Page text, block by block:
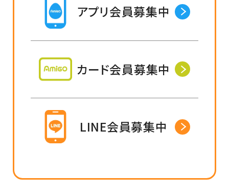
アプリ会員募集中
カード会員募集中
LINE会員募集中